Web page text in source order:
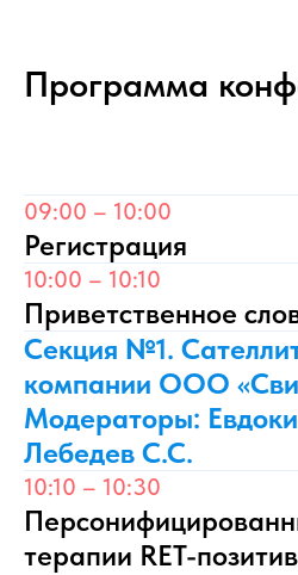
Программа
09:00 – 10:00
Регистрация
10:00 – 10:10
Приветственное
Секция №1.
компании ООО
Модераторы:
Лебедев С.С.
10:10 – 10:30
терапии RET-